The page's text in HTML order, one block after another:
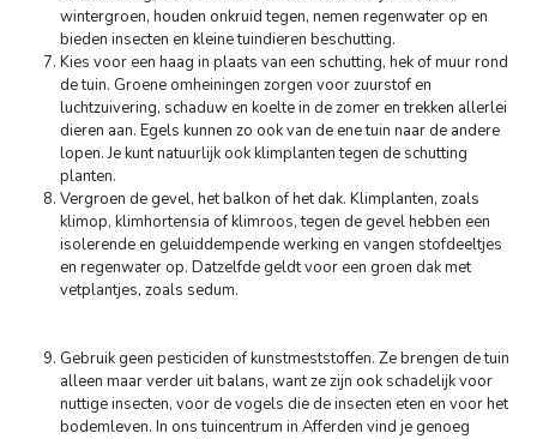
wintergroen, houden onkruid tegen, nemen regenwater op en
bieden insecten en kleine tuindieren beschutting.
Kies voor een haag in plaats van een schutting, hek of muur rond
de tuin. Groene omheiningen zorgen voor zuurstof en
luchtzuivering, schaduw en koelte in de zomer en trekken allerlei
dieren aan. Egels kunnen zo ook van de ene tuin naar de andere
lopen. Je kunt natuurlijk ook klimplanten tegen de schutting
planten.
Vergroen de gevel, het balkon of het dak. Klimplanten, zoals
klimop, klimhortensia of klimroos, tegen de gevel hebben een
isolerende en geluiddempende werking en vangen stofdeeltjes
en regenwater op. Datzelfde geldt voor een groen dak met
vetplantjes, zoals sedum.
Gebruik geen pesticiden of kunstmeststoffen. Ze brengen de tuin
alleen maar verder uit balans, want ze zijn ook schadelijk voor
nuttige insecten, voor de vogels die de insecten eten en voor het
bodemleven. In ons tuincentrum in Afferden vind je genoeg